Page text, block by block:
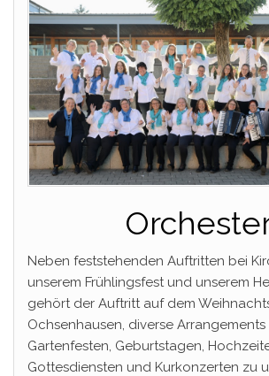
Neben feststehenden Auftritten bei
unserem Frühlingsfest und unserem
gehört der Auftritt auf dem
Ochsenhausen, diverse Arrangements
Gartenfesten, Geburtstagen,
Gottesdiensten und Kurkonzerten zu